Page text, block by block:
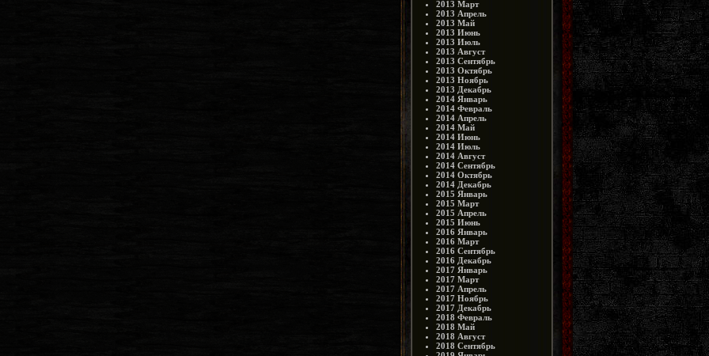
2013 Март
2013 Апрель
2013 Май
2013 Июнь
2013 Июль
2013 Август
2013 Сентябрь
2013 Октябрь
2013 Ноябрь
2013 Декабрь
2014 Январь
2014 Февраль
2014 Апрель
2014 Май
2014 Июнь
2014 Июль
2014 Август
2014 Сентябрь
2014 Октябрь
2014 Декабрь
2015 Январь
2015 Март
2015 Апрель
2015 Июнь
2016 Январь
2016 Март
2016 Сентябрь
2016 Декабрь
2017 Январь
2017 Март
2017 Апрель
2017 Ноябрь
2017 Декабрь
2018 Февраль
2018 Май
2018 Август
2018 Сентябрь